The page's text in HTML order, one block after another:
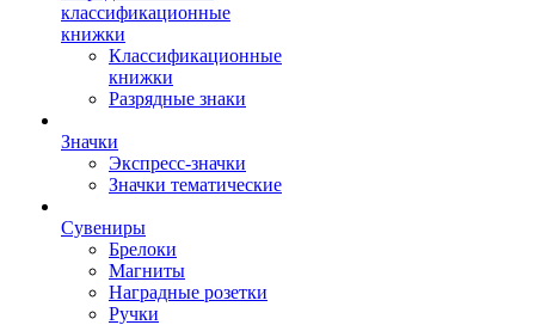
классификационные
книжки
Классификационные
книжки
Разрядные знаки
Значки
Экспресс-значки
Значки тематические
Сувениры
Брелоки
Магниты
Наградные розетки
Ручки